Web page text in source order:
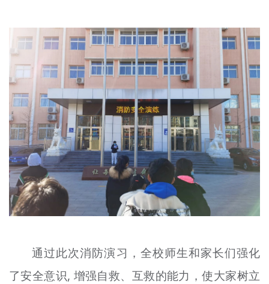
通过此次消防演习，全校师生和家长们强化
了安全意识, 增强自救、互救的能力，使大家树立